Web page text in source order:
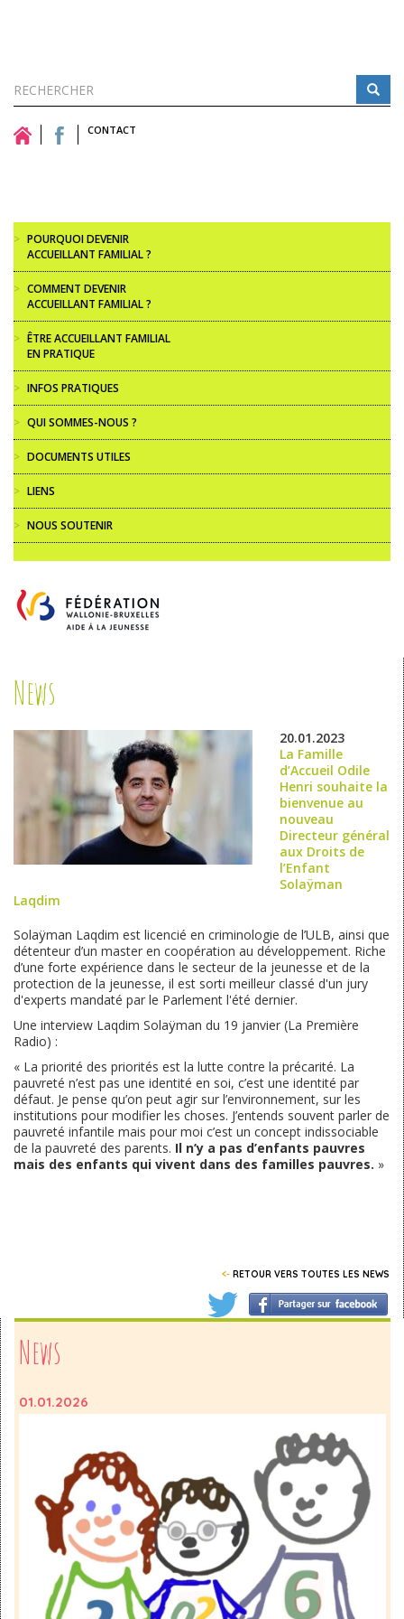
Formulaire
de
recherche
Rechercher CONTACT
> POURQUOI DEVENIR
ACCUEILLANT FAMILIAL ?
> COMMENT DEVENIR
ACCUEILLANT FAMILIAL ?
> ÊTRE ACCUEILLANT FAMILIAL
EN PRATIQUE
> INFOS PRATIQUES
> QUI SOMMES-NOUS ?
> DOCUMENTS UTILES
> LIENS
> NOUS SOUTENIR
News
20.01.2023
La Famille
d’Accueil Odile
Henri souhaite la
bienvenue au
nouveau
Directeur général
aux Droits de
l’Enfant​
Solaÿman
Laqdim
Solaÿman Laqdim est licencié en criminologie de l’ULB, ainsi que
détenteur d’un master en coopération au développement. Riche
d’une forte expérience dans le secteur de la jeunesse et de la
protection de la jeunesse, il est sorti meilleur classé d'un jury
d'experts mandaté par le Parlement l'été dernier.
Une interview Laqdim Solaÿman du 19 janvier (La Première
Radio) :
« La priorité des priorités est la lutte contre la précarité. La
pauvreté n’est pas une identité en soi, c’est une identité par
défaut. Je pense qu’on peut agir sur l’environnement, sur les
institutions pour modifier les choses. J’entends souvent parler de
pauvreté infantile mais pour moi c’est un concept indissociable
de la pauvreté des parents. Il n’y a pas d’enfants pauvres
mais des enfants qui vivent dans des familles pauvres. »
<- RETOUR VERS TOUTES LES NEWS
News
01.01.2026